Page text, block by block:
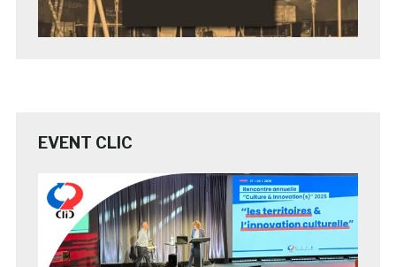
EVENT CLIC